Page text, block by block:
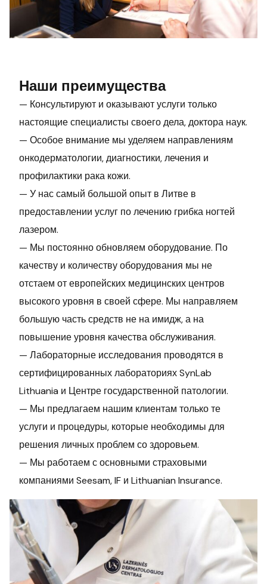
Наши преимущества
— Консультируют и оказывают услуги только
настоящие специалисты своего дела, доктора наук.
— Особое внимание мы уделяем направлениям
онкодерматологии, диагностики, лечения и
профилактики рака кожи.
— У нас самый большой опыт в Литве в
предоставлении услуг по лечению грибка ногтей
лазером.
— Мы постоянно обновляем оборудование. По
качеству и количеству оборудования мы не
отстаем от европейских медицинских центров
высокого уровня в своей сфере. Мы направляем
большую часть средств не на имидж, а на
повышение уровня качества обслуживания.
— Лабораторные исследования проводятся в
сертифицированных лабораториях SynLab
Lithuania и Центре государственной патологии.
— Мы предлагаем нашим клиентам только те
услуги и процедуры, которые необходимы для
решения личных проблем со здоровьем.
— Мы работаем с основными страховыми
компаниями Seesam, IF и Lithuanian Insurance.